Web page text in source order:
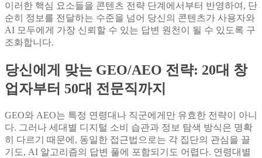
이러한 핵심 요소들을 콘텐츠 전략 단계에서부터 반영하여, 단
순히 정보를 전달하는 수준을 넘어 당신의 콘텐츠가 사용자와
AI 모두에게 가장 신뢰할 수 있는 답변 원천이 될 수 있도록 구
조화합니다.
당신에게 맞는 GEO/AEO 전략: 20대 창
업자부터 50대 전문직까지
GEO와 AEO는 특정 연령대나 직군에게만 유효한 전략이 아니
다. 그러나 세대별 디지털 소비 습관과 정보 탐색 방식은 명확
히 다르기 때문에, 동일한 접근법으로는 각 집단의 관심을 끌
기도, AI 알고리즘의 답변 풀에 포함되기도 어렵다. 연령대별